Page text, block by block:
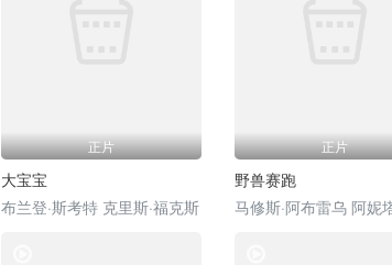
正片
大宝宝
布兰登·斯考特 克里斯·福克斯
正片
野兽赛跑